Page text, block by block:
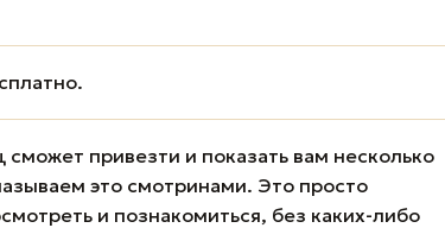
привезти и показать вам несколько
это смотринами. Это просто
и познакомиться, без каких-либо